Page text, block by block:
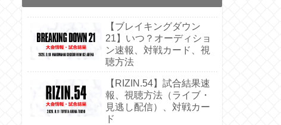
【ブレイキングダウン
21】いつ？オーディショ
ン速報、対戦カード、視
聴方法
【RIZIN.54】試合結果速
報、視聴方法（ライブ・
見逃し配信）、対戦カー
ド